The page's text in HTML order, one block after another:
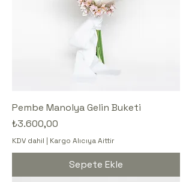
Pembe Manolya Gelin Buketi
Fiyat
₺3.600,00
KDV dahil | Kargo Alıcıya Aittir
Sepete Ekle